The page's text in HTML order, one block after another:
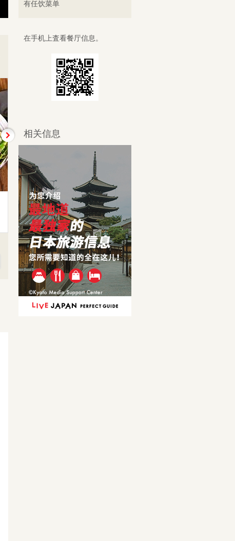
野菜の天ぷら
蔬菜天妇罗
1,180日元
有任饮菜单
在手机上査看餐厅信息。
相关信息